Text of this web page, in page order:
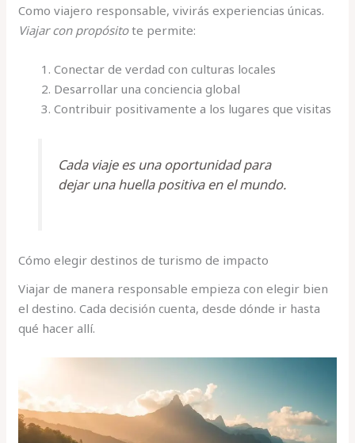
Como viajero responsable, vivirás experiencias únicas.
Viajar con propósitote permite:
Conectar de verdad con culturas locales
Desarrollar una conciencia global
Contribuir positivamente a los lugares que visitas
Cada viaje es una oportunidad para
dejar una huella positiva en el mundo.
Cómo elegir destinos de turismo de impacto
Viajar de manera responsable empieza con elegir bien
el destino. Cada decisión cuenta, desde dónde ir hasta
qué hacer allí.